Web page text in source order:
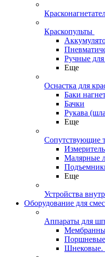
Краскопульты
Ручные
Еще
Оснастка для
Баки
Бачки
Рукава
Еще
Сопутствующие
Малярные
Еще
Устройства
Оборудование для
Аппараты для
Поршневые
Шнековые.